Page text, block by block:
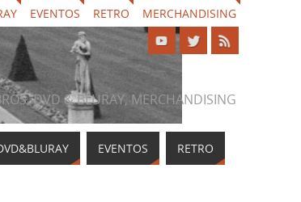
EVENTOS RETRO MERCHANDISING
DVD & BLURAY, MERCHANDISING
EVENTOS RETRO